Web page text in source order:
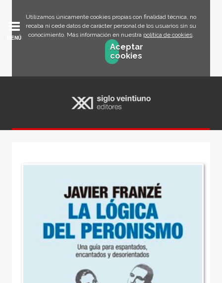
Utilizamos únicamente cookies propias con finalidad técnica, no
recaba ni cede datos de carácter personal de los usuarios sin su
conocimiento. Más información en nuestra política de cookies.
Aceptar
cookies
MENÚ